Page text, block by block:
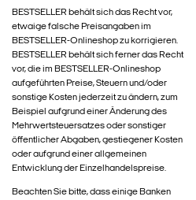
BESTSELLER behält sich das Recht vor,
etwaige falsche Preisangaben im
BESTSELLER-Onlineshop zu korrigieren.
BESTSELLER behält sich ferner das Recht
vor, die im BESTSELLER-Onlineshop
aufgeführten Preise, Steuern und/oder
sonstige Kosten jederzeit zu ändern, zum
Beispiel aufgrund einer Änderung des
Mehrwertsteuersatzes oder sonstiger
öffentlicher Abgaben, gestiegener Kosten
oder aufgrund einer allgemeinen
Entwicklung der Einzelhandelspreise.
Beachten Sie bitte, dass einige Banken